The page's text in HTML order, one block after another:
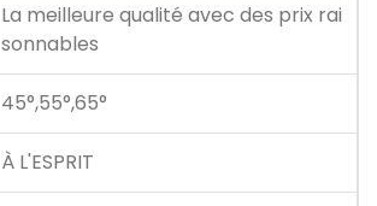
La meilleure qualité avec des prix rai
sonnables
45°,55°,65°
À L'ESPRIT